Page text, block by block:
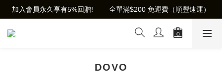
加入會員永久享有5%回贈!        全單滿$200 免運費（順豐速運）
DOVO